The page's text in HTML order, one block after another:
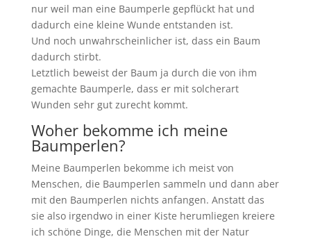
nur weil man eine Baumperle gepflückt hat und
dadurch eine kleine Wunde entstanden ist.
Und noch unwahrscheinlicher ist, dass ein Baum
dadurch stirbt.
Letztlich beweist der Baum ja durch die von ihm
gemachte Baumperle, dass er mit solcherart
Wunden sehr gut zurecht kommt.
Woher bekomme ich meine
Baumperlen?
Meine Baumperlen bekomme ich meist von
Menschen, die Baumperlen sammeln und dann aber
mit den Baumperlen nichts anfangen. Anstatt das
sie also irgendwo in einer Kiste herumliegen kreiere
ich schöne Dinge, die Menschen mit der Natur